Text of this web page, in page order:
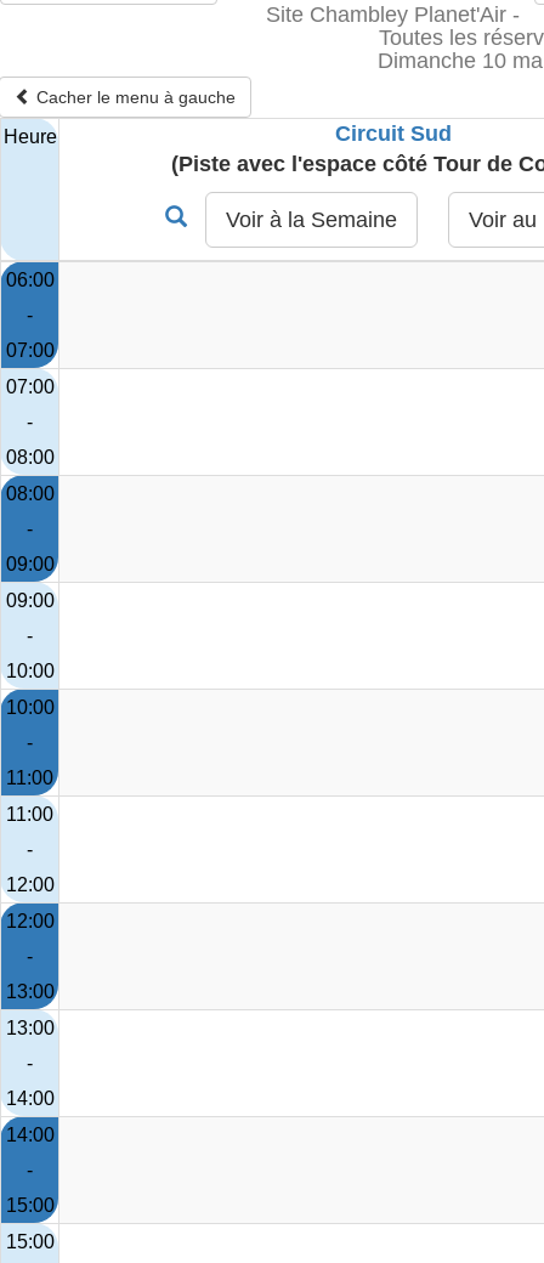
Heure
Circuit Sud
(Piste avec l'espace côté Tour de
Cacher le menu à gauche
Site Chambley Planet'Air -
Toutes les
Dimanche 10
06:00
-
07:00
07:00
-
08:00
08:00
-
09:00
09:00
-
10:00
10:00
-
11:00
11:00
-
12:00
12:00
-
13:00
13:00
-
14:00
14:00
-
15:00
15:00